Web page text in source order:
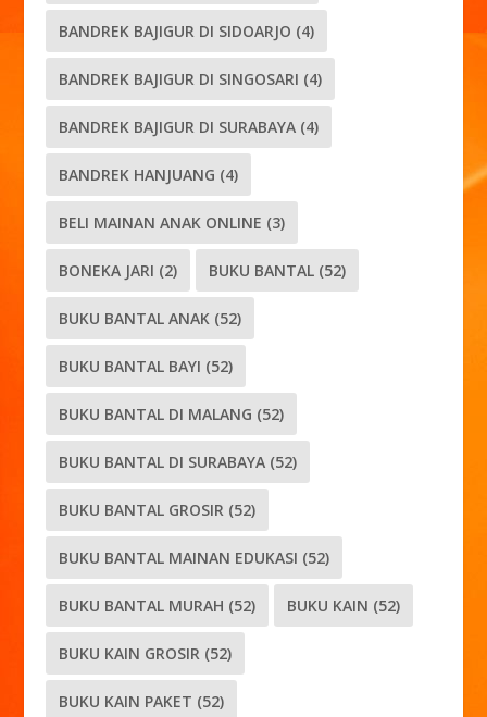
BANDREK BAJIGUR DI SIDOARJO (4)
BANDREK BAJIGUR DI SINGOSARI (4)
BANDREK BAJIGUR DI SURABAYA (4)
BANDREK HANJUANG (4)
BELI MAINAN ANAK ONLINE (3)
BONEKA JARI (2) BUKU BANTAL (52)
BUKU BANTAL ANAK (52)
BUKU BANTAL BAYI (52)
BUKU BANTAL DI MALANG (52)
BUKU BANTAL DI SURABAYA (52)
BUKU BANTAL GROSIR (52)
BUKU BANTAL MAINAN EDUKASI (52)
BUKU BANTAL MURAH (52) BUKU KAIN (52)
BUKU KAIN GROSIR (52)
BUKU KAIN PAKET (52)